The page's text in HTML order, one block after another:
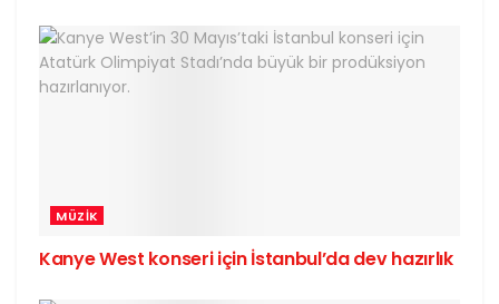
MÜZIK
Kanye West konseri için İstanbul’da dev hazırlık